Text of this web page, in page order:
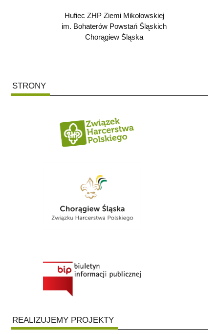
Hufiec ZHP Ziemi Mikołowskiej
im. Bohaterów Powstań Śląskich
Chorągiew Śląska
STRONY
REALIZUJEMY PROJEKTY